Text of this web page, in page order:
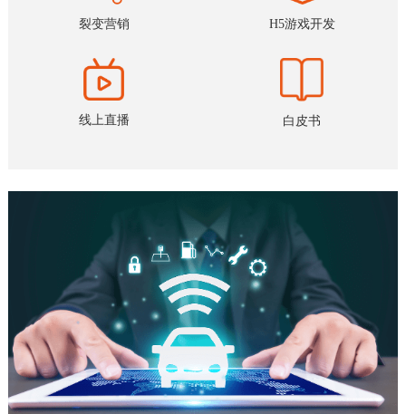
裂变营销 H5游戏开发
线上直播 白皮书